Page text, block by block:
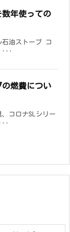
年使っての
石油ストーブ コ
...
の燃費につい
コロナSLシリー
...